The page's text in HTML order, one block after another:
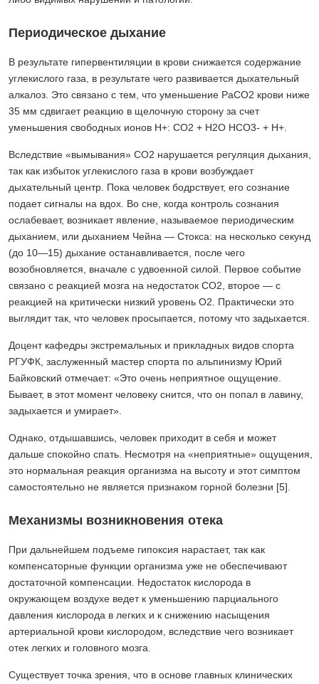
Периодическое дыхание
В результате гипервентиляции в крови снижается содержание
углекислого газа, в результате чего развивается дыхательный
алкалоз. Это связано с тем, что уменьшение РаСО2 крови ниже
35 мм сдвигает реакцию в щелочную сторону за счет
уменьшения свободных ионов Н+: СО2 + Н2О НСО3- + Н+.
Вследствие «вымывания» CO2 нарушается регуляция дыхания,
так как избыток углекислого газа в крови возбуждает
дыхательный центр. Пока человек бодрствует, его сознание
подает сигналы на вдох. Во сне, когда контроль сознания
ослабевает, возникает явление, называемое периодическим
дыханием, или дыханием Чейна — Стокса: на несколько секунд
(до 10—15) дыхание останавливается, после чего
возобновляется, вначале с удвоенной силой. Первое событие
связано с реакцией мозга на недостаток СО2, второе — с
реакцией на критически низкий уровень О2. Практически это
выглядит так, что человек просыпается, потому что задыхается.
Доцент кафедры экстремальных и прикладных видов спорта
РГУФК, заслуженный мастер спорта по альпинизму Юрий
Байковский отмечает: «Это очень неприятное ощущение.
Бывает, в этот момент человеку снится, что он попал в лавину,
задыхается и умирает».
Однако, отдышавшись, человек приходит в себя и может
дальше спокойно спать. Несмотря на «неприятные» ощущения,
это нормальная реакция организма на высоту и этот симптом
самостоятельно не является признаком горной болезни [5].
Механизмы возникновения отека
При дальнейшем подъеме гипоксия нарастает, так как
компенсаторные функции организма уже не обеспечивают
достаточной компенсации. Недостаток кислорода в
окружающем воздухе ведет к уменьшению парциального
давления кислорода в легких и к снижению насыщения
артериальной крови кислородом, вследствие чего возникает
отек легких и головного мозга.
Существует точка зрения, что в основе главных клинических